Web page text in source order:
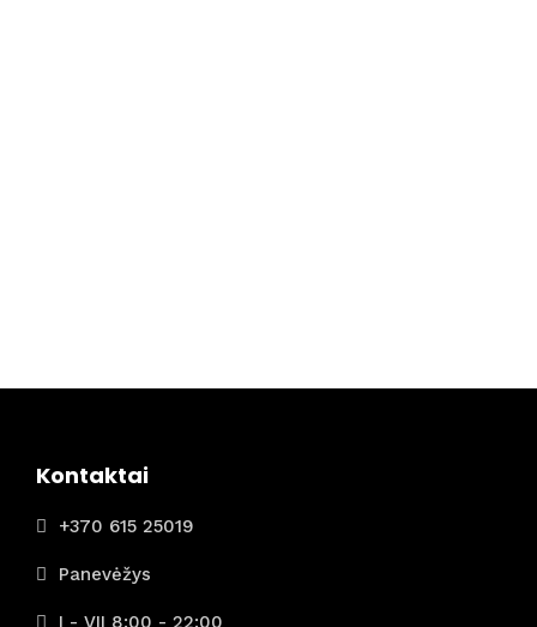
Kontaktai
+370 615 25019
Panevėžys
I - VII 8:00 - 22:00